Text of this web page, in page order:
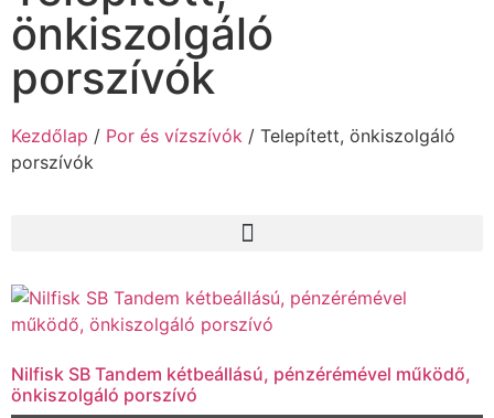
önkiszolgáló
porszívók
Kezdőlap / Por és vízszívók / Telepített, önkiszolgáló
porszívók
Nilfisk SB Tandem kétbeállású, pénzérémével működő,
önkiszolgáló porszívó